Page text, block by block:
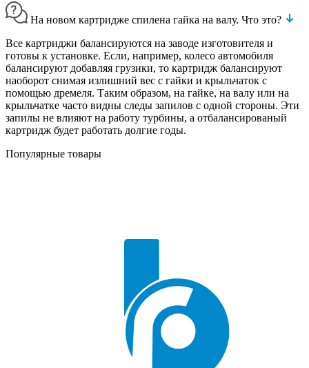
На новом картридже спилена гайка на валу. Что это?
Все картриджи балансируются на заводе изготовителя и
готовы к установке. Если, например, колесо автомобиля
балансируют добавляя грузики, то картридж балансируют
наоборот снимая излишний вес с гайки и крыльчаток с
помощью дремеля. Таким образом, на гайке, на валу или на
крыльчатке часто видны следы запилов с одной стороны. Эти
запилы не влияют на работу турбины, а отбалансированый
картридж будет работать долгие годы.
Популярные товары